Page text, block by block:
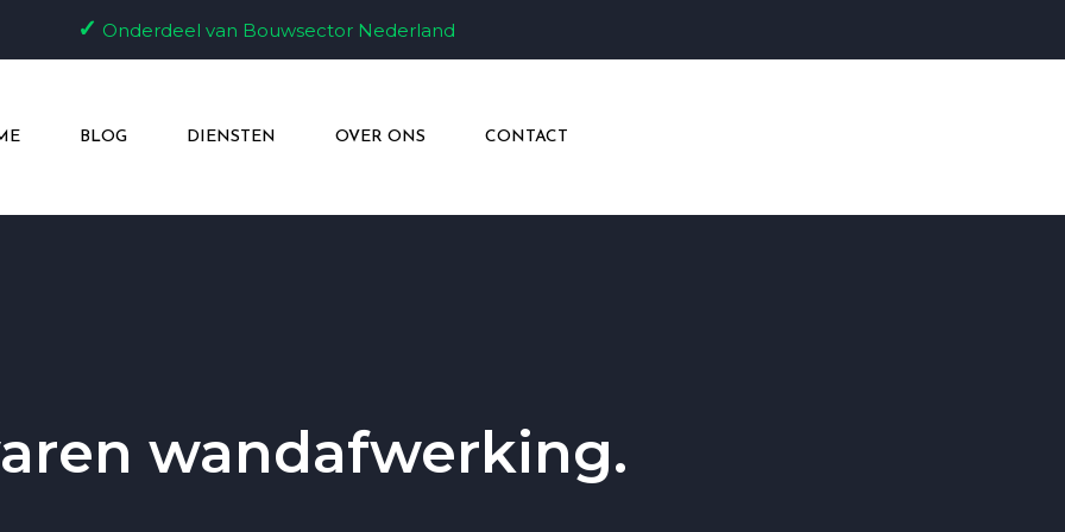
✓ Onderdeel van Bouwsector Nederland
BLOG DIENSTEN OVER ONS CONTACT
wandafwerking.